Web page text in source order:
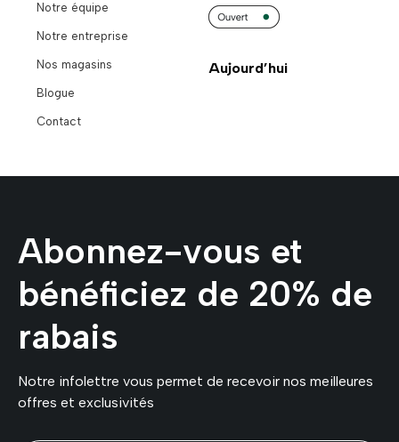
Notre équipe
Notre entreprise
Nos magasins
Blogue
Contact
Aujourd’hui
Abonnez-vous et
bénéficiez de 20% de
rabais
Notre infolettre vous permet de recevoir nos meilleures
offres et exclusivités